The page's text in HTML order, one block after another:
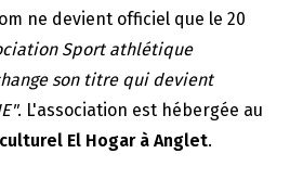
ne devient officiel que le 20
Sport athlétique
son titre qui devient
. L'association est hébergée au
El Hogar à Anglet.